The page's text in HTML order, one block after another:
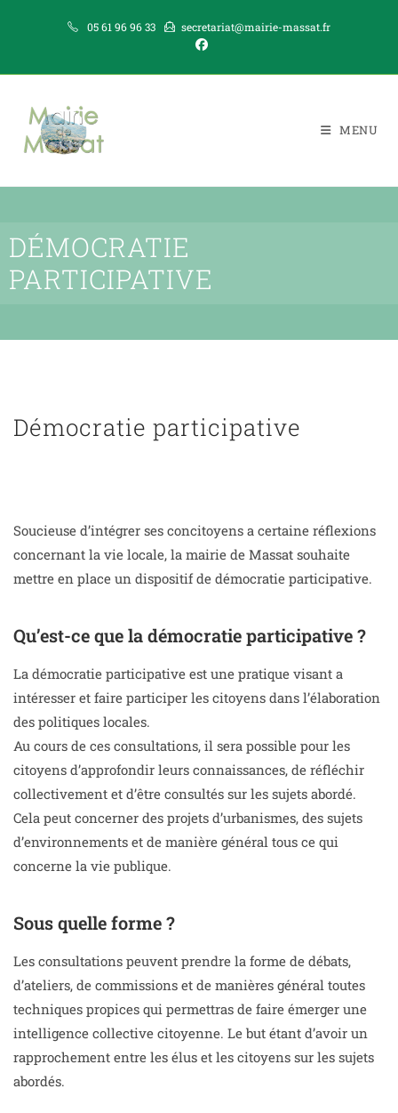
05 61 96 96 33 secretariat@mairie-massat.fr
MENU
DÉMOCRATIE
PARTICIPATIVE
Démocratie participative
Soucieuse d’intégrer ses concitoyens a certaine réflexions
concernant la vie locale, la mairie de Massat souhaite
mettre en place un dispositif de démocratie participative.
Qu’est-ce que la démocratie participative ?
La démocratie participative est une pratique visant a
intéresser et faire participer les citoyens dans l’élaboration
des politiques locales.
Au cours de ces consultations, il sera possible pour les
citoyens d’approfondir leurs connaissances, de réfléchir
collectivement et d’être consultés sur les sujets abordé.
Cela peut concerner des projets d’urbanismes, des sujets
d’environnements et de manière général tous ce qui
concerne la vie publique.
Sous quelle forme ?
Les consultations peuvent prendre la forme de débats,
d’ateliers, de commissions et de manières général toutes
techniques propices qui permettras de faire émerger une
intelligence collective citoyenne. Le but étant d’avoir un
rapprochement entre les élus et les citoyens sur les sujets
abordés.